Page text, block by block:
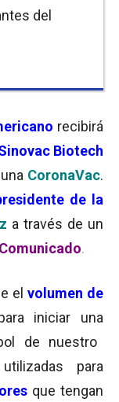
del
recibirá
Biotech
CoronaVac.
de la
a través de un
.
el volumen de
iniciar una
de nuestro
para
que tengan